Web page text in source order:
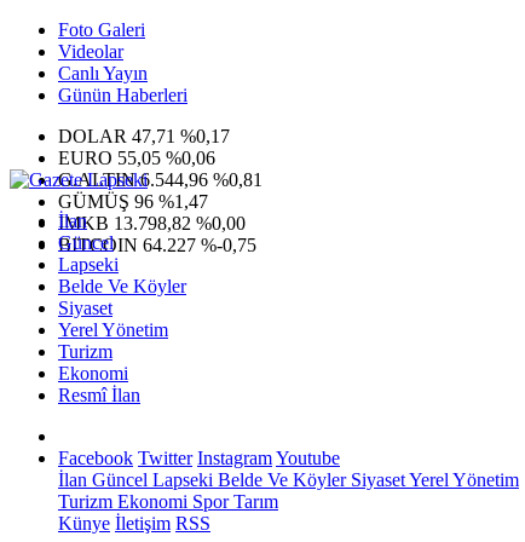
Foto Galeri
Videolar
Canlı Yayın
Günün Haberleri
DOLAR 47,71 %0,17
EURO 55,05 %0,06
G.ALTIN6.544,96 %0,81
GÜMÜŞ 96 %1,47
IMKB 13.798,82 %0,00
BITCOIN 64.227 %-0,75
İlan
Güncel
Lapseki
Belde Ve Köyler
Siyaset
Yerel Yönetim
Turizm
Ekonomi
Resmî İlan
Facebook Twitter InstagramYoutube
İlan Güncel Lapseki Belde Ve KöylerSiyasetYerel Yönetim
Turizm Ekonomi SporTarım
Künye İletişim RSS